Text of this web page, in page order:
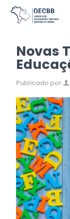
Novas
Publicado por